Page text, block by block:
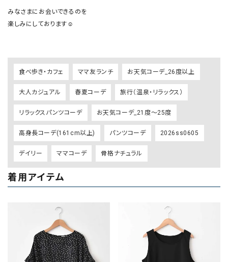
みなさまにお会いできるのを
楽しみにしております☺️
食べ歩き・カフェ ママ友ランチ お天気コーデ_26度以上
大人カジュアル 春夏コーデ 旅行（温泉・リラックス）
リラックスパンツコーデ お天気コーデ_21度～25度
高身長コーデ(161cm以上) パンツコーデ 2026ss0605
デイリー ママコーデ 骨格ナチュラル
着用アイテム